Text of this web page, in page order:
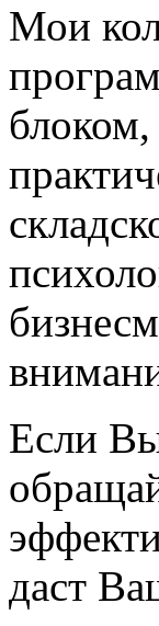
Мои
блоком,
Если
даст